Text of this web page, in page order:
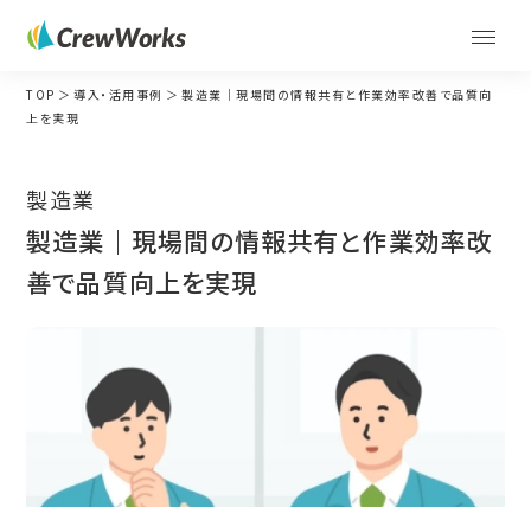
TOP 導入・活用事例
製造業｜現場間の情報共有と作業効率改善で品質向
上を実現
製造業
製造業｜現場間の情報共有と作業効率改
善で品質向上を実現